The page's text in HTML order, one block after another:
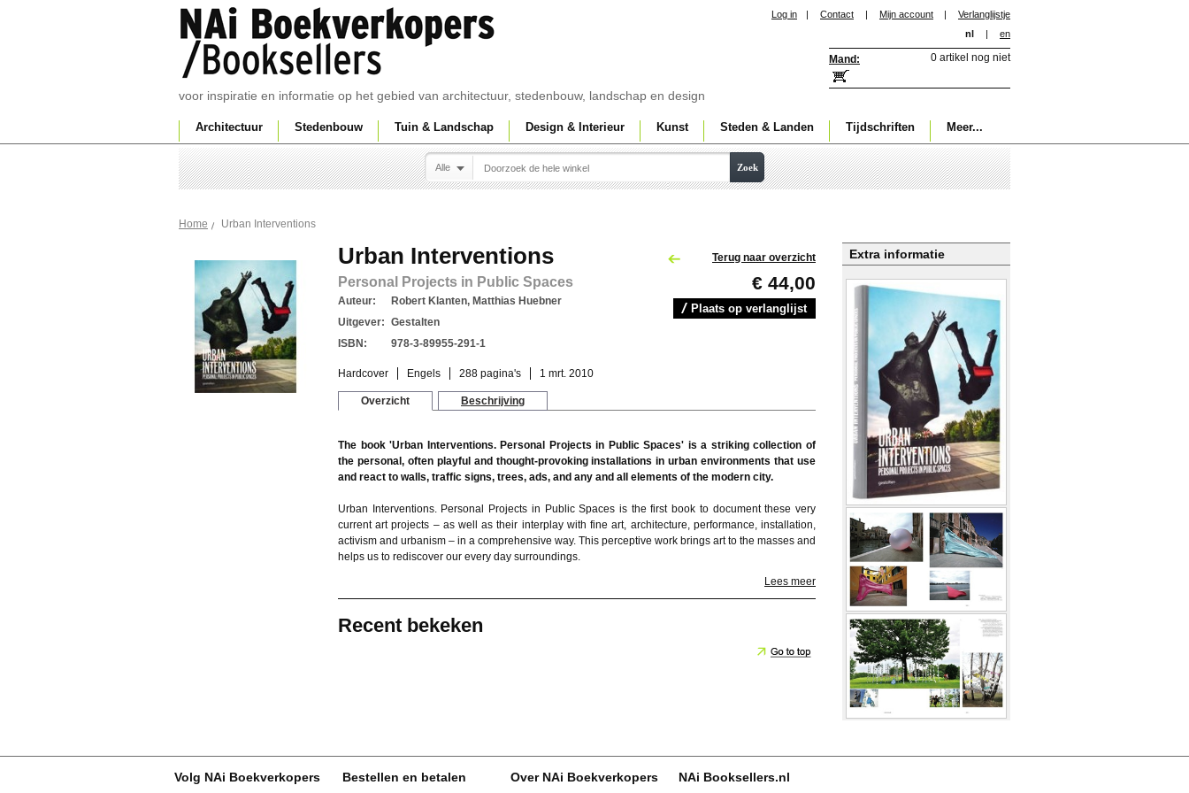
voor inspiratie en informatie op het gebied van architectuur, stedenbouw, landschap en design
Log in | Contact | Mijn account |
Verlanglijstje
nl
| en
Mand: 0 artikel nog niet
Architectuur Stedenbouw Tuin & Landschap Design & Interieur Kunst Steden & Landen Tijdschriften Meer...
Alle Zoek
Home Urban Interventions
Extra informatie
Terug naar overzicht
€ 44,00
Plaats op verlanglijst
Urban Interventions
Personal Projects in Public Spaces
Auteur:
Robert Klanten, Matthias Huebner
Uitgever: Gestalten
ISBN:
978-3-89955-291-1
Hardcover Engels 288 pagina's 1 mrt. 2010
Overzicht Beschrijving
The book 'Urban Interventions. Personal Projects in Public Spaces' is a striking collection of
the personal, often playful and thought-provoking installations in urban environments that use
and react to walls, traffic signs, trees, ads, and any and all elements of the modern city.
Urban Interventions. Personal Projects in Public Spaces is the first book to document these very
current art projects – as well as their interplay with fine art, architecture, performance, installation,
activism and urbanism – in a comprehensive way. This perceptive work brings art to the masses and
helps us to rediscover our every day surroundings.
Lees meer
Recent bekeken
Volg NAi Boekverkopers Bestellen en betalen Over NAi Boekverkopers NAi Booksellers.nl